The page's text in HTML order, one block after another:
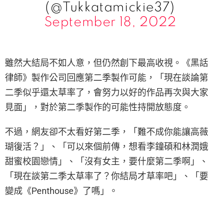
(@Tukkatamickie37)
September 18, 2022
雖然大結局不如人意，但仍然創下最高收視。《黑話
律師》製作公司回應第二季製作可能，「現在談論第
二季似乎還太草率了，會努力以好的作品再次與大家
見面」，對於第二季製作的可能性持開放態度。
不過，網友卻不太看好第二季，「難不成你能讓高薇
瑚復活？」、「可以來個前傳，想看李鐘碩和林潤娥
甜蜜校園戀情」、「沒有女主，要什麼第二季啊」、
「現在談第二季太草率了？你結局才草率吧」、「要
變成《Penthouse》了嗎」。